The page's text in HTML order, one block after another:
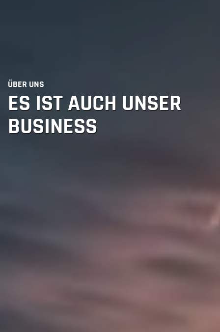
ÜBER UNS
ES IST AUCH UNSER
BUSINESS